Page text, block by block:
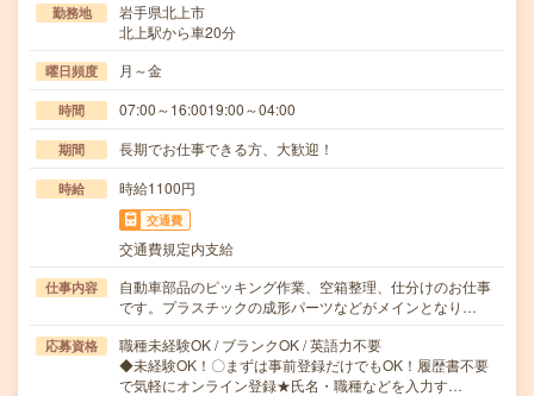
勤務地
岩手県北上市
北上駅から車20分
曜日頻度 月～金
時間 07:00～16:0019:00～04:00
期間 長期でお仕事できる方、大歓迎！
時給 時給1100円
交通費
交通費規定内支給
仕事内容
自動車部品のピッキング作業、空箱整理、仕分けのお仕事
です。プラスチックの成形パーツなどがメインとなり…
応募資格
職種未経験OK / ブランクOK / 英語力不要
◆未経験OK！〇まずは事前登録だけでもOK！履歴書不要
で気軽にオンライン登録★氏名・職種などを入力す…